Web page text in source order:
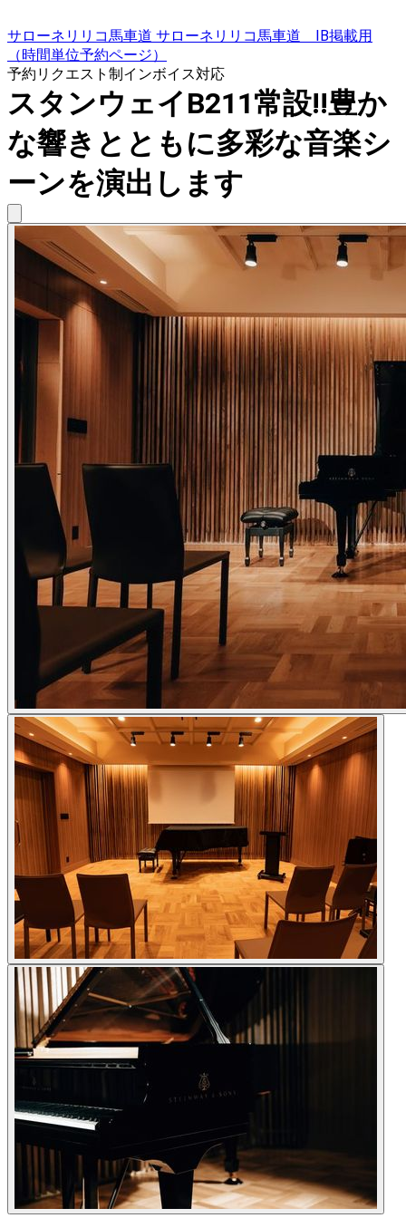
サローネリリコ馬車道 サローネリリコ馬車道 IB掲載用
（時間単位予約ページ）
予約リクエスト制インボイス対応
スタンウェイB211常設!!豊か
な響きとともに多彩な音楽シ
ーンを演出します